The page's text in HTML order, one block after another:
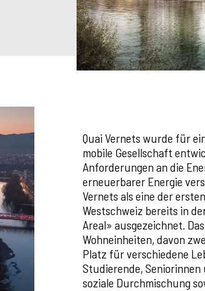
Quai Vernets wurde für
mobile Gesellschaft
Anforderungen an die
erneuerbarer Energie
Vernets als eine der
Westschweiz bereits in
Areal» ausgezeichnet.
Wohneinheiten, davon
Platz für verschiedene
Studierende,
soziale Durchmischung